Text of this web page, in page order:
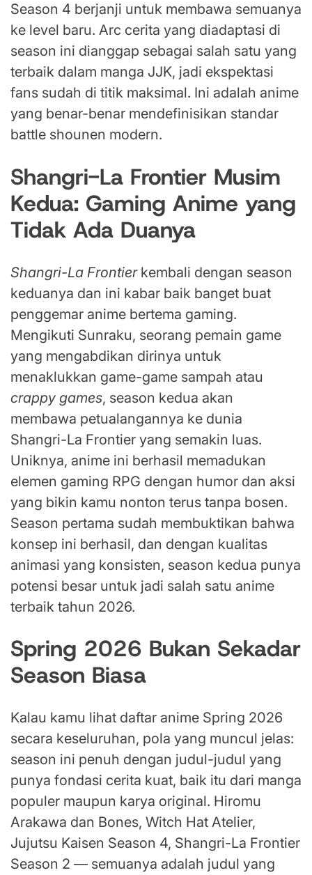
Season 4 berjanji untuk membawa semuanya
ke level baru. Arc cerita yang diadaptasi di
season ini dianggap sebagai salah satu yang
terbaik dalam manga JJK, jadi ekspektasi
fans sudah di titik maksimal. Ini adalah anime
yang benar-benar mendefinisikan standar
battle shounen modern.
Shangri-La Frontier Musim
Kedua: Gaming Anime yang
Tidak Ada Duanya
Shangri-La Frontierkembali dengan season
keduanya dan ini kabar baik banget buat
penggemar anime bertema gaming.
Mengikuti Sunraku, seorang pemain game
yang mengabdikan dirinya untuk
menaklukkan game-game sampah atau
crappy games, season kedua akan
membawa petualangannya ke dunia
Shangri-La Frontier yang semakin luas.
Uniknya, anime ini berhasil memadukan
elemen gaming RPG dengan humor dan aksi
yang bikin kamu nonton terus tanpa bosen.
Season pertama sudah membuktikan bahwa
konsep ini berhasil, dan dengan kualitas
animasi yang konsisten, season kedua punya
potensi besar untuk jadi salah satu anime
terbaik tahun 2026.
Spring 2026 Bukan Sekadar
Season Biasa
Kalau kamu lihat daftar anime Spring 2026
secara keseluruhan, pola yang muncul jelas:
season ini penuh dengan judul-judul yang
punya fondasi cerita kuat, baik itu dari manga
populer maupun karya original. Hiromu
Arakawa dan Bones, Witch Hat Atelier,
Jujutsu Kaisen Season 4, Shangri-La Frontier
Season 2 — semuanya adalah judul yang